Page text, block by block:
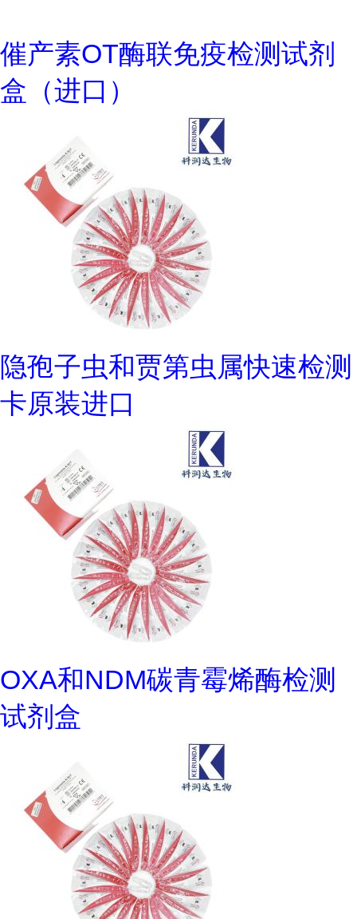
催产素OT酶联免疫检测试剂
盒（进口）
隐孢子虫和贾第虫属快速检测
卡原装进口
OXA和NDM碳青霉烯酶检测
试剂盒